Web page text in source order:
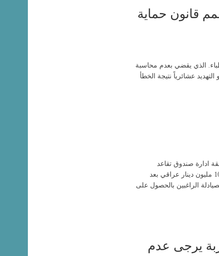
قانون حماية
الذي يقضي بعدم محاسبة
عشائرياً نتيجة الخطأ
ادارة صندوق تقاعد
الصيادلة على منح كافة الزملاء قرض بقيمة 10 مليون دينار عراقي بعد
يرجى عدم